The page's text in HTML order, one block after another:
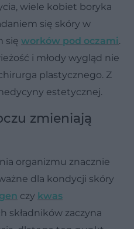
wiele kobiet boryka
się skóry w
się worków pod oczami.
i młody wygląd nie
plastycznego. Z
estetycznej.
zmieniają
organizmu znacznie
dla kondycji skóry
czy kwas
składników zaczyna